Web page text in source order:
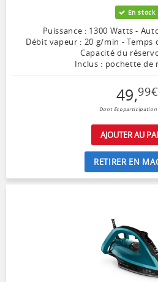
En stock
Puissance : 1300 Watts -
Débit vapeur : 20 g/min - Temps
Capacité du
Inclus : pochette de
49,99€
Dont Ecoparticipation
AJOUTER AU
RETIRER EN